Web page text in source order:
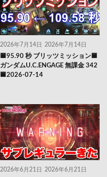
2026年7月14日 2026年7月14日
🟦95.90 秒 ブリッツミッション🟦
ガンダムU.C.ENGAGE 無課金 342
🟦2026-07-14
2026年6月21日 2026年6月21日